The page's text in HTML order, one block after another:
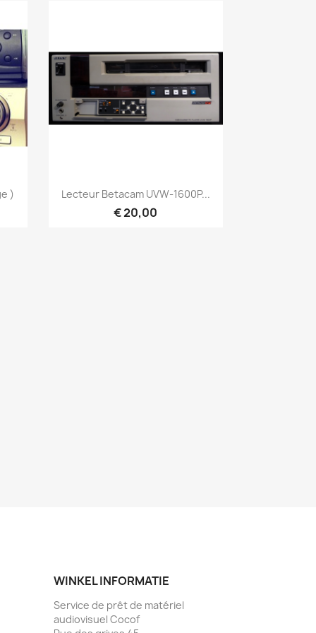
) Snel bekijken
Lecteur Betacam UVW-1600P...
€ 20,00
WINKEL INFORMATIE
Service de prêt de matériel
audiovisuel Cocof